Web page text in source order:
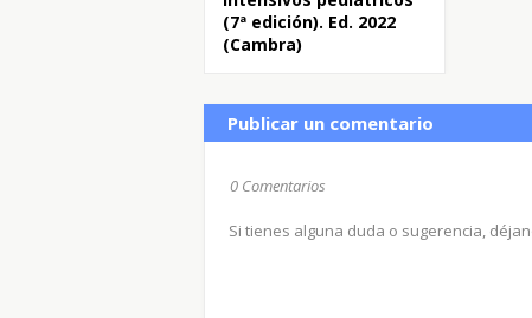
(7ª edición). Ed. 2022
(Cambra)
Publicar un comentario
0 Comentarios
Si tienes alguna duda o sugerencia,